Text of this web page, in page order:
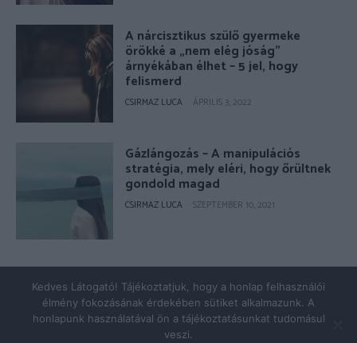
A nárcisztikus szülő gyermeke
örökké a „nem elég jóság”
árnyékában élhet – 5 jel, hogy
felismerd
CSIRMAZ LUCA ÁPRILIS 3, 2022
Gázlángozás – A manipulációs
stratégia, mely eléri, hogy őrültnek
gondold magad
CSIRMAZ LUCA SZEPTEMBER 10, 2021
© Copyright 2026 - pszicholive.hu
Impresszum Adatkezelés
Kedves Látogató! Tájékoztatjuk, hogy a honlap felhasználói
élmény fokozásának érdekében sütiket alkalmazunk. A
honlapunk használatával ön a tájékoztatásunkat tudomásul
veszi.